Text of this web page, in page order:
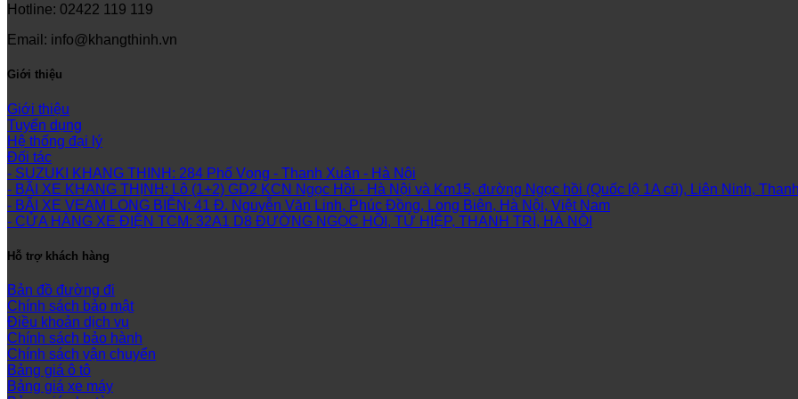
Hotline: 02422 119 119
Email: info@khangthinh.vn
Giới thiệu
Giới thiệu
Tuyển dụng
Hệ thống đại lý
Đối tác
- SUZUKI KHANG THINH: 284 Phố Vọng - Thanh Xuân - Hà Nội
- BÃI XE KHANG THỊNH: Lô (1+2) GD2 KCN Ngọc Hồi - Hà Nội và Km15, đường Ngọc hồi (Quốc lộ 1A cũ), Liên Ninh,
- BÃI XE VEAM LONG BIÊN: 41 Đ. Nguyễn Văn Linh, Phúc Đồng, Long Biên, Hà Nội, Việt Nam
- CỬA HÀNG XE ĐIỆN TCM: 32A1 D8 ĐƯỜNG NGỌC HỒI, TỨ HIỆP, THANH TRÌ, HÀ NỘI
Hỗ trợ khách hàng
Bản đồ đường đi
Chính sách bảo mật
Điều khoản dịch vụ
Chính sách bảo hành
Chính sách vận chuyển
Bảng giá ô tô
Bảng giá xe máy